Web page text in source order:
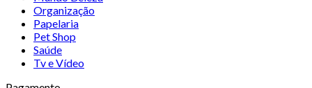
Organização
Papelaria
Pet Shop
Saúde
Tv e Vídeo